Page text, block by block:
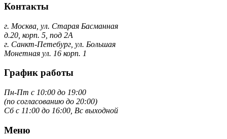
Контакты
г. Москва, ул. Старая Басманная
д.20, корп. 5, под 2А
г. Санкт-Петебург, ул. Большая
Монетная ул. 16 корп. 1
График работы
Пн-Пт с 10:00 до 19:00
(по согласованию до 20:00)
Сб с 11:00 до 16:00, Вс выходной
Меню